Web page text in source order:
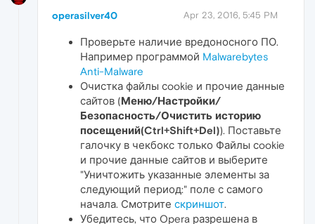
operasilver40 Apr 23, 2016, 5:45 PM
Проверьте наличие вредоносного ПО.
Например программой Malwarebytes
Anti-Malware
Очистка файлы сookie и прочие данные
сайтов (Меню/Настройки/
Безопасность/Очистить историю
посещений(Ctrl+Shift+Del)). Поставьте
галочку в чекбокс только Файлы сookie
и прочие данные сайтов и выберите
"Уничтожить указанные элементы за
следующий период:" поле с самого
начала. Смотрите скриншот.
Убедитесь, что Opera разрешена в